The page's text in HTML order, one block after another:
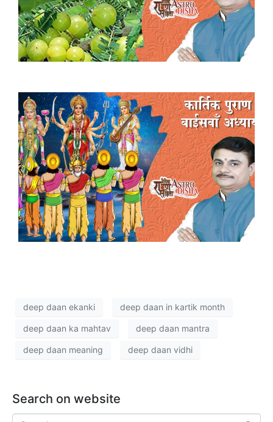
deep daan ekanki deep daan in kartik month
deep daan ka mahtav deep daan mantra
deep daan meaning deep daan vidhi
Search on website